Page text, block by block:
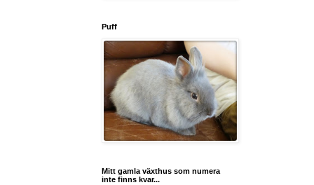
Puff
Mitt gamla växthus som numera
inte finns kvar...